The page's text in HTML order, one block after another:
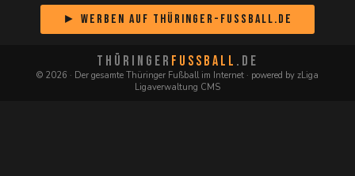
► Werben auf Thüringer-Fussball.de
THÜRINGER FUSSBALL .DE
© 2026 · Der gesamte Thüringer Fußball im Internet · powered by zLiga
Ligaverwaltung CMS